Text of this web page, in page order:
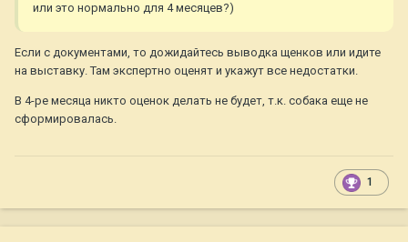
или это нормально для 4 месяцев?)
Если с документами, то дожидайтесь выводка щенков или идите
на выставку. Там экспертно оценят и укажут все недостатки.
В 4-ре месяца никто оценок делать не будет, т.к. собака еще не
сформировалась.
1